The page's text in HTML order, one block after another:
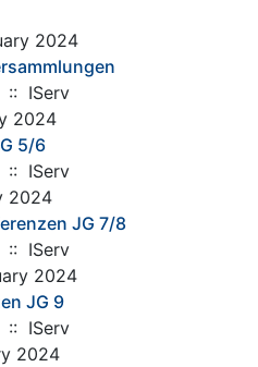
2024
IServ
2024
5/6
IServ
2024
JG 7/8
IServ
2024
JG 9
IServ
2024